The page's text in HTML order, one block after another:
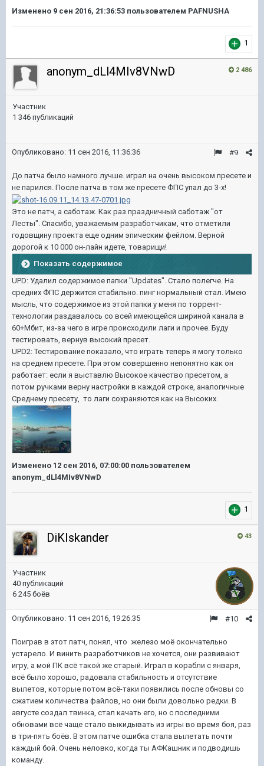
Изменено 9 сен 2016, 21:36:53 пользователем PAFNUSHA
1
2 486
anonym_dLl4MIv8VNwD
Участник
1 346 публикаций
#9
Опубликовано: 11 сен 2016, 11:36:36
До патча было намного лучше. играл на очень высоком пресете и
не парился. После патча в том же пресете ФПС упал до 3-х!
Это не патч, а саботаж. Как раз праздничный саботаж "от
Лесты". Спасибо, уважаемым разработчикам, что отметили
годовщину проекта еще одним эпическим фейлом. Верной
дорогой к 10 000 он-лайн идете, товарищи!
Показать содержимое
UPD: Удалил содержимое папки "Updates". Стало полегче. На
средних ФПС держится стабильно. пинг нормальный стал. Имею
мысль, что содержимое из этой папки у меня по торрент-
технологии раздавалось со всей имеющейся шириной канала в
60+Мбит, из-за чего в игре происходили лаги и прочее. Буду
тестировать, вернув высокий пресет.
UPD2: Тестирование показало, что играть теперь я могу только
на среднем пресете. При этом совершенно непонятно как он
работает: если я выставлю Высокое качество пресетом, а
потом ручками верну настройки в каждой строке, аналогичные
Среднему пресету, то лаги сохраняются как на Высоких.
Изменено 12 сен 2016, 07:00:00 пользователем
anonym_dLl4MIv8VNwD
1
43
DiKIskander
Участник
40 публикаций
6 245 боёв
#10
Опубликовано: 11 сен 2016, 19:26:35
Поиграв в этот патч, понял, что железо моё окончательно
устарело. И винить разработчиков не хочется, они развивают
игру, а мой ПК всё такой же старый. Играл в корабли с января,
всё было хорошо, радовала стабильность и отсутствие
вылетов, которые потом всё-таки появились после обновы со
сжатием количества файлов, но они были довольно редки. В
августе создал твинка, стал качать его, но с последними
обновами всё чаще стало выкидывать из игры во время боя, раз
в три-пять боёв. В этом патче ошибка стала вылетать почти
каждый бой. Очень неловко, когда ты АФКашник и подводишь
команду.